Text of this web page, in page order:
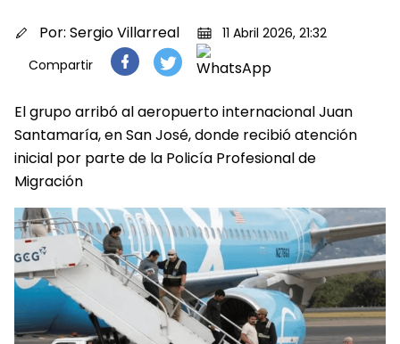
Por: Sergio Villarreal
11 Abril 2026, 21:32
Compartir
El grupo arribó al aeropuerto internacional Juan
Santamaría, en San José, donde recibió atención
inicial por parte de la Policía Profesional de
Migración